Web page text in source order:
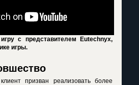
с представителем Eutechnyx,
игры.
призван реализовать более